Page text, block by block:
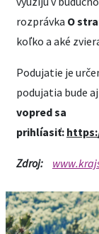
rozprávka O
koľko a aké
Podujatie je
podujatia bude
vopred sa
prihlíasiť:
Zdroj: